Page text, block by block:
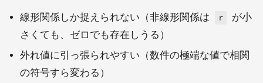
線形関係しか捉えられない（非線形関係は r
が小
さくても、ゼロでも存在しうる）
外れ値に引っ張られやすい（数件の極端な値で相関
の符号すら変わる）